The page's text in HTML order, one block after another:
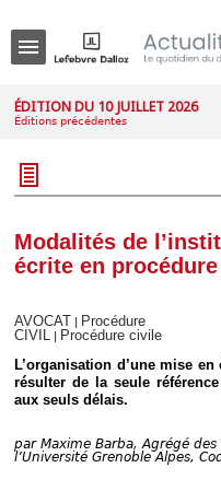
ÉDITION DU 10 JUILLET 2026
Éditions précédentes
Modalités de
écrite en
AVOCAT
Procédure
CIVIL
Procédure civile
L’organisation d’une mise
résulter de la seule
aux seuls délais.
par Maxime Barba, Agrégé
l’Université Grenoble Alpes,